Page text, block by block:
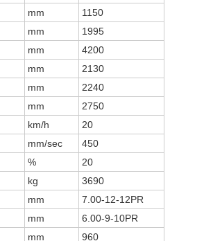
mm
1150
mm
1995
mm
4200
mm
2130
mm
2240
mm
2750
km/h
20
mm/sec
450
%
20
kg
3690
mm
7.00-12-12PR
mm
6.00-9-10PR
mm
960